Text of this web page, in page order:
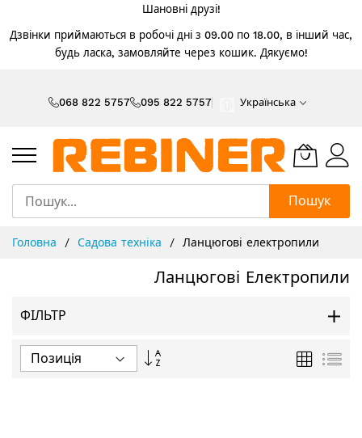
Шановні друзі!
Дзвінки приймаються в робочі дні з 09.00 по 18.00, в інший час,
будь ласка, замовляйте через кошик. Дякуємо!
068 822 5757 095 822 5757 Українська
Пошук
Головна Садова техніка Ланцюгові електропили
Ланцюгові Електропили
ФІЛЬТР
Сортувати
Таблиця